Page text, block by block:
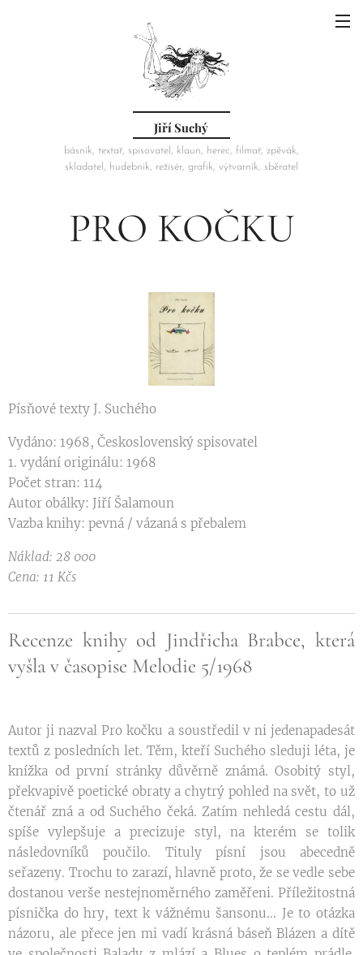
Jiří Suchý
básník, textař, spisovatel, klaun, herec, filmař, zpěvák,
skladatel, hudebník, režisér, grafik, výtvarník, sběratel
PRO KOČKU
Písňové texty J. Suchého
Vydáno: 1968, Československý spisovatel
1. vydání originálu: 1968
Počet stran: 114
Autor obálky: Jiří Šalamoun
Vazba knihy: pevná / vázaná s přebalem
Náklad: 28 000
Cena: 11 Kčs
Recenze knihy od Jindřicha Brabce, která
vyšla v časopise Melodie 5/1968
Autor ji nazval Pro kočku a soustředil v ni jedenapadesát
textů z posledních let. Těm, kteří Suchého sleduji léta, je
knížka od první stránky důvěrně známá. Osobitý styl,
překvapivě poetické obraty a chytrý pohled na svět, to už
čtenář zná a od Suchého čeká. Zatím nehledá cestu dál,
spíše vylepšuje a precizuje styl, na kterém se tolik
následovníků poučilo. Tituly písní jsou abecedně
seřazeny. Trochu to zarazí, hlavně proto, že se vedle sebe
dostanou verše nestejnoměrného zaměřeni. Příležitostná
písnička do hry, text k vážnému šansonu... Je to otázka
názoru, ale přece jen mi vadí krásná báseň Blázen a dítě